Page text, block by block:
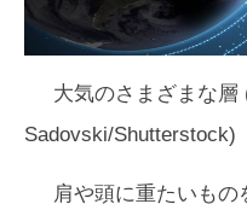
大気のさまざまな層
Sadovski/Shutterstock)
肩や頭に重たいも